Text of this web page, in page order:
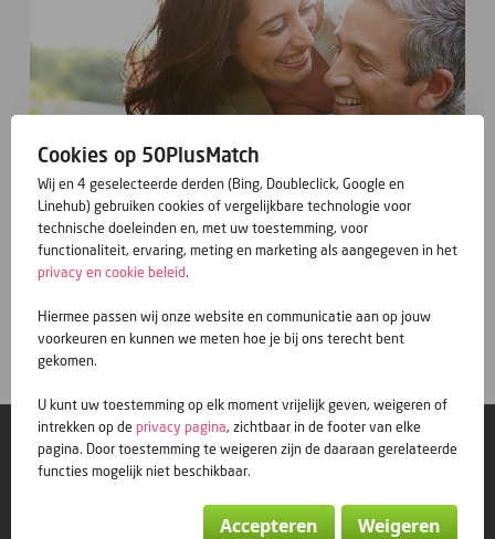
Gratis inschrijven
© 50PlusMatch
Cookies op 50PlusMatch
Wij en 4 geselecteerde derden (Bing, Doubleclick, Google en
Linehub) gebruiken cookies of vergelijkbare technologie voor
technische doeleinden en, met uw toestemming, voor
functionaliteit, ervaring, meting en marketing als aangegeven in het
privacy en cookie beleid.
Hiermee passen wij onze website en communicatie aan op jouw
voorkeuren en kunnen we meten hoe je bij ons terecht bent
gekomen.
U kunt uw toestemming op elk moment vrijelijk geven, weigeren of
intrekken op deprivacy pagina, zichtbaar in de footer van elke
pagina. Door toestemming te weigeren zijn de daaraan gerelateerde
functies mogelijk niet beschikbaar.
Accepteren Weigeren